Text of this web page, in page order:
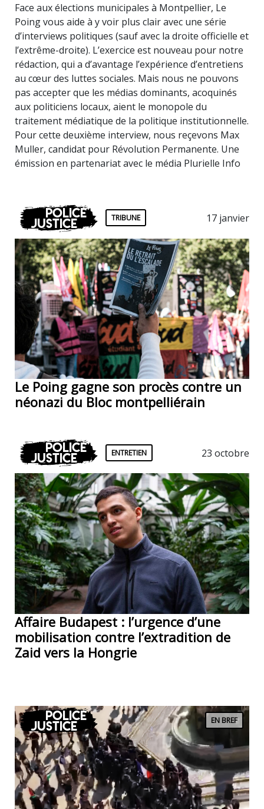
Face aux élections municipales à Montpellier, Le
Poing vous aide à y voir plus clair avec une série
d’interviews politiques (sauf avec la droite officielle et
l’extrême-droite). L’exercice est nouveau pour notre
rédaction, qui a d’avantage l’expérience d’entretiens
au cœur des luttes sociales. Mais nous ne pouvons
pas accepter que les médias dominants, acoquinés
aux politiciens locaux, aient le monopole du
traitement médiatique de la politique institutionnelle.
Pour cette deuxième interview, nous reçevons Max
Muller, candidat pour Révolution Permanente. Une
émission en partenariat avec le média Plurielle Info
Police
Justice TRIBUNE 17 janvier
Le Poing gagne son procès contre un
néonazi du Bloc montpelliérain
Police
Justice ENTRETIEN 23 octobre
Affaire Budapest : l’urgence d’une
mobilisation contre l’extradition de
Zaid vers la Hongrie
Police
Justice EN BREF